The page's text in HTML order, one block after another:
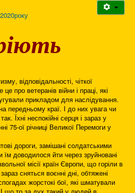
відповідальності, чіткої
про ветеранів війни і праці, які
прикладом для наслідування.
передньому краї. І до них увага чи
Їхні неспокійні серця і зараз у
75-ої річниці Великої Перемоги у
дороги, замішані солдатськими
доводилося йти через зруйновані
місії країн Європи, що горіли в
сняться воєнні дні, обтяжені
жорстокі бої, які шматували